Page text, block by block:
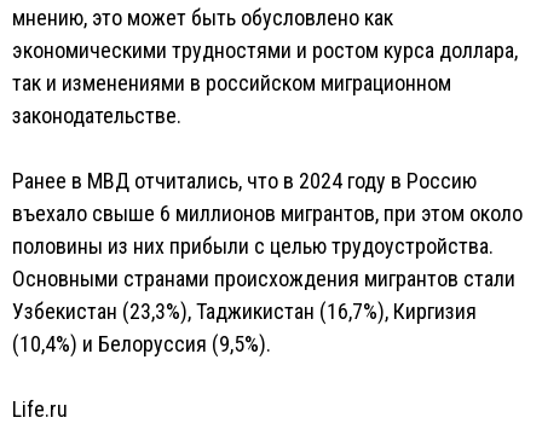
мнению, это может быть обусловлено как
экономическими трудностями и ростом курса доллара,
так и изменениями в российском миграционном
законодательстве.
Ранее в МВД отчитались, что в 2024 году в Россию
въехало свыше 6 миллионов мигрантов, при этом около
половины из них прибыли с целью трудоустройства.
Основными странами происхождения мигрантов стали
Узбекистан (23,3%), Таджикистан (16,7%), Киргизия
(10,4%) и Белоруссия (9,5%).
Life.ru